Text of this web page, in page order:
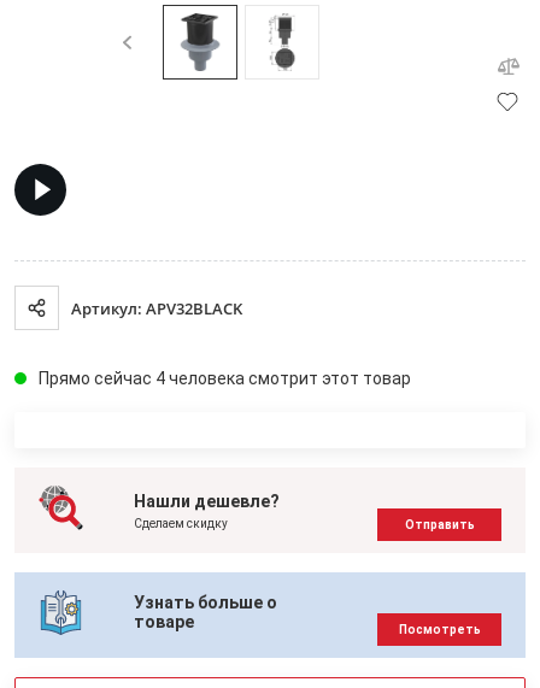
Артикул: APV32BLACK
Прямо сейчас 4 человека смотрит этот товар
Нашли дешевле?
Сделаем скидку Отправить
Узнать больше о
товаре
Посмотреть